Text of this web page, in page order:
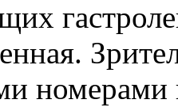
номерами